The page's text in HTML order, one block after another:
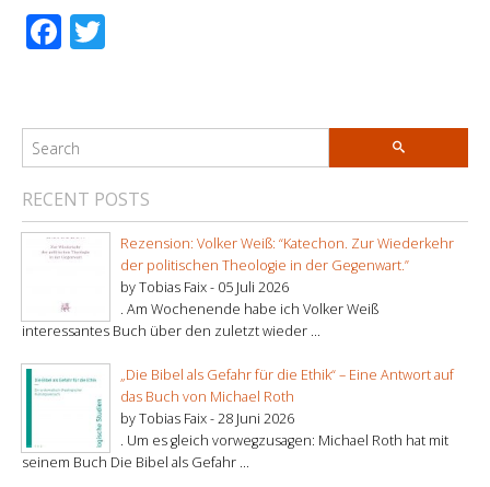
Facebook
RECENT POSTS
Rezension: Volker Weiß: “Katechon. Zur Wiederkehr
der politischen Theologie in der Gegenwart.”
by Tobias Faix - 05 Juli 2026
. Am Wochenende habe ich Volker Weiß
interessantes Buch über den zuletzt wieder ...
„Die Bibel als Gefahr für die Ethik“ – Eine Antwort auf
das Buch von Michael Roth
by Tobias Faix -28 Juni 2026
. Um es gleich vorwegzusagen: Michael Roth hat mit
seinem Buch Die Bibel als Gefahr ...